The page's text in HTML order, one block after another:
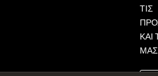
ΤΙΣ
ΚΑΙ
ΜΑΣ